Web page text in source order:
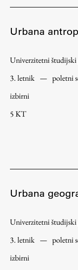
Urbana
Univerzitetni študijski
3. letnik — poletni
izbirni
5 KT
Urbana
Univerzitetni študijski
3. letnik — poletni
izbirni